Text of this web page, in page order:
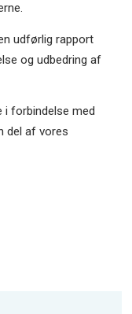
udførlig rapport
og udbedring af
i forbindelse med
del af vores